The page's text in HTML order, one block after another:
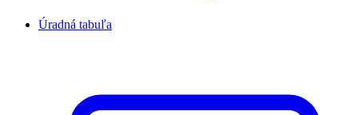
Úradná tabuľa